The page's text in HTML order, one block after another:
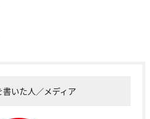
書いた人／メディア